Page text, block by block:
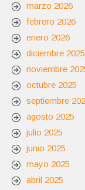
marzo 2026
febrero 2026
enero 2026
diciembre 2025
noviembre
octubre 2025
septiembre
agosto 2025
julio 2025
junio 2025
mayo 2025
abril 2025